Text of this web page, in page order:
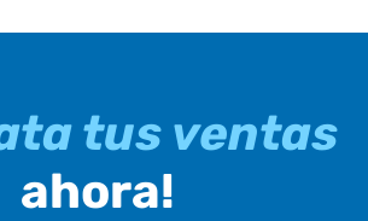
tus ventas
ahora!